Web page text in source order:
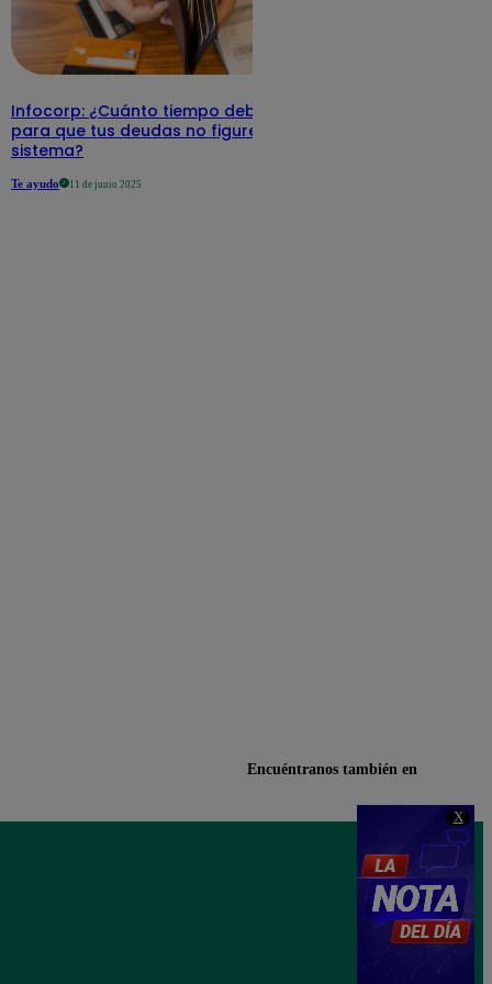
X
Infocorp: ¿Cuánto tiempo debe pasar
para que tus deudas no figuren en su
sistema?
Te ayudo 11 de junio 2025
Encuéntranos también en